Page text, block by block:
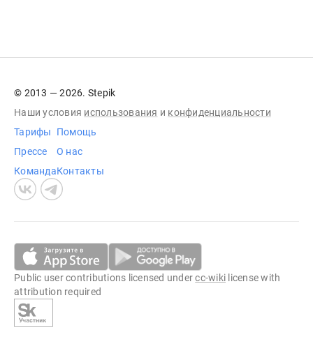
© 2013 — 2026. Stepik
Наши условия использования и конфиденциальности
Тарифы
Прессе
Команда
Помощь
О нас
Контакты
Public user contributions licensed undercc-wiki license with
attribution required